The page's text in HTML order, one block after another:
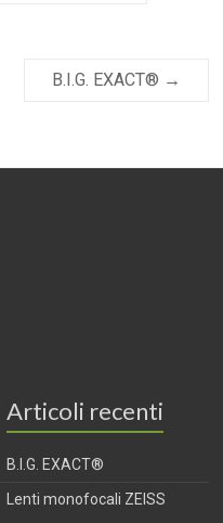
B.I.G. EXACT® →
Articoli recenti
B.I.G. EXACT®
Lenti monofocali ZEISS